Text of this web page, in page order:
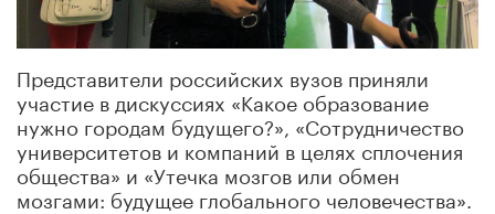
Представители российских вузов приняли
участие в дискуссиях «Какое образование
нужно городам будущего?», «Сотрудничество
университетов и компаний в целях сплочения
общества» и «Утечка мозгов или обмен
мозгами: будущее глобального человечества».